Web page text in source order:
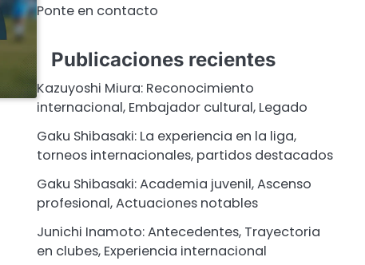
Ponte en contacto
Publicaciones recientes
Kazuyoshi Miura: Reconocimiento
internacional, Embajador cultural, Legado
Gaku Shibasaki: La experiencia en la liga,
torneos internacionales, partidos destacados
Gaku Shibasaki: Academia juvenil, Ascenso
profesional, Actuaciones notables
Junichi Inamoto: Antecedentes, Trayectoria
en clubes, Experiencia internacional